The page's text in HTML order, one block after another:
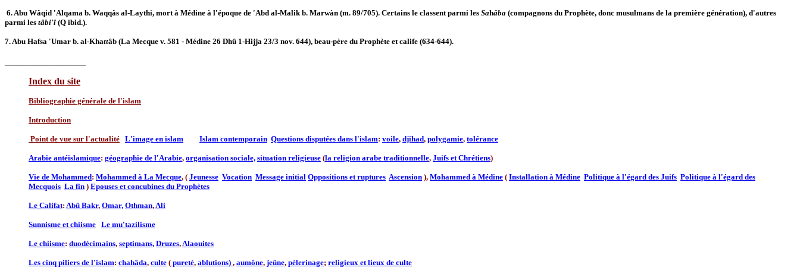
6. Abu Wâqid 'Alqama b. Waqqâs al-Laythi, mort à Médine à l'époque de 'Abd al-Malik b. Marwàn (m. 89/705). Certains le classent parmi les Sahâba (compagnons du Prophète, donc musulmans de la première génération), d'autres
parmi les tâbi'î(Q ibid.).
7. Abu Hafsa 'Umar b. al-Khattâb (La Mecque v. 581 - Médine 26 Dhû 1-Hijja 23/3 nov. 644), beau-père du Prophète et calife (634-644).
Index du site
Bibliographie générale de l'islam
Introduction
Point de vue sur l'actualité L'image en islam Islam contemporain Questions disputées dans l'islam: voile, djihad, polygamie, tolérance
Arabie antéislamique: géographie de l'Arabie, organisation sociale, situation religieuse (la religion arabe traditionnelle, Juifs et Chrétiens)
Vie de Mohammed: Mohammed à La Mecque, ( Jeunesse Vocation Message initial Oppositions et ruptures Ascension ), Mohammed à Médine ( Installation à Médine Politique à l'égard des Juifs Politique à l'égard des
Mecquois La fin ) Epouses et concubines du Prophètes
Le Califat: Abû Bakr, Omar, Othman,Ali
Sunnisme et chiisme Le mu'tazilisme
Le chiisme: duodécimains, septimans, Druzes,Alaouites
Les cinq piliers de l'islam: chahâda, culte ( pureté, ablutions) , aumône, jeûne, pélerinage; religieux et lieux de culte